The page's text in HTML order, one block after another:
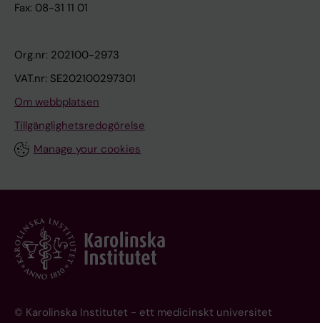
Fax: 08-31 11 01
Org.nr: 202100-2973
VAT.nr: SE202100297301
Om webbplatsen
Tillgänglighetsredogörelse
Manage your cookies
© Karolinska Institutet - ett medicinskt universitet